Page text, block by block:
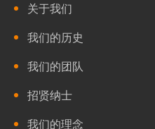
关于我们
我们的历史
我们的团队
招贤纳士
我们的理念